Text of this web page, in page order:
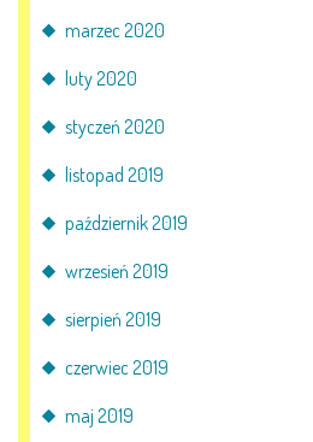
marzec 2020
luty 2020
styczeń 2020
listopad 2019
październik 2019
wrzesień 2019
sierpień 2019
czerwiec 2019
maj 2019